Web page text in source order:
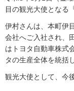
目の観光大使となる
伊村さんは、本町伊
会社へご入社され、
はトヨタ自動車株式
タの生産全体を統括
観光大使として、今